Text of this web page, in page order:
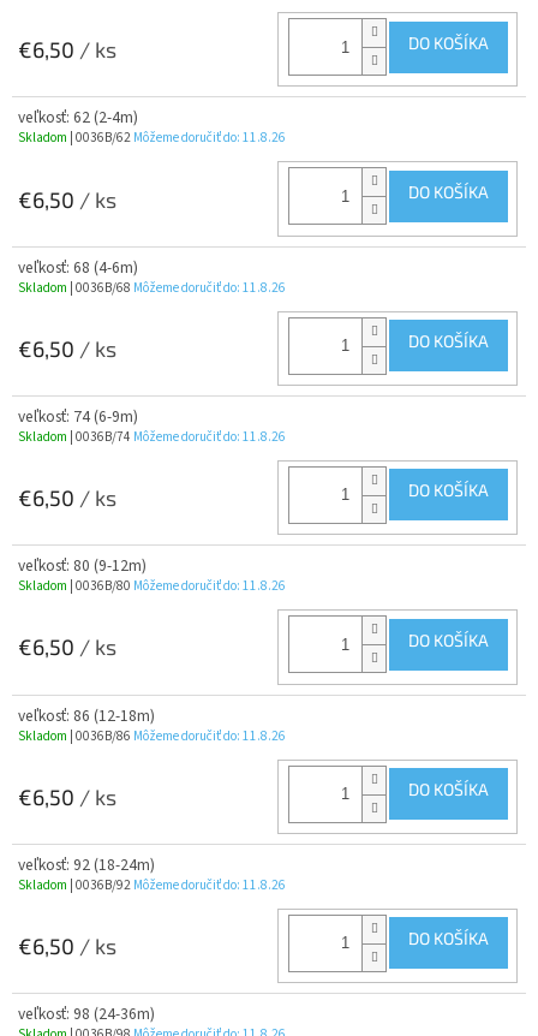
€6,50 / ks DO KOŠÍKA
veľkosť: 62 (2-4m)
Skladom | 0036B/62 Môžeme doručiť do: 11.8.26
€6,50 / ks DO KOŠÍKA
veľkosť: 68 (4-6m)
Skladom | 0036B/68 Môžeme doručiť do: 11.8.26
€6,50 / ks DO KOŠÍKA
veľkosť: 74 (6-9m)
Skladom | 0036B/74 Môžeme doručiť do: 11.8.26
€6,50 / ks DO KOŠÍKA
veľkosť: 80 (9-12m)
Skladom | 0036B/80 Môžeme doručiť do: 11.8.26
€6,50 / ks DO KOŠÍKA
veľkosť: 86 (12-18m)
Skladom | 0036B/86 Môžeme doručiť do: 11.8.26
€6,50 / ks DO KOŠÍKA
veľkosť: 92 (18-24m)
Skladom | 0036B/92 Môžeme doručiť do: 11.8.26
€6,50 / ks DO KOŠÍKA
veľkosť: 98 (24-36m)